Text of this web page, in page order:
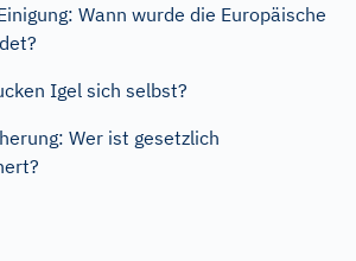
Wann wurde die Europäische
Igel sich selbst?
Wer ist gesetzlich